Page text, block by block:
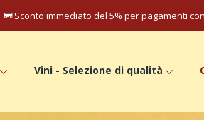
Sconto immediato del 5% per pagamenti
Vini - Selezione di qualità